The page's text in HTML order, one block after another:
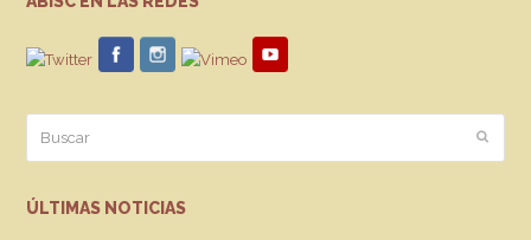
Enviar
ÚLTIMAS NOTICIAS